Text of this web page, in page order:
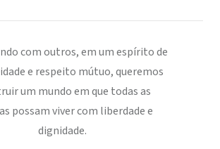
com outros, em um espírito de
e respeito mútuo, queremos
um mundo em que todas as
possam viver com liberdade e
dignidade.